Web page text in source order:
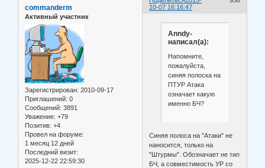
10-07 16:16:47
commanderm
Активный участник
Зарегистрирован: 2010-09-17
Приглашений: 0
Сообщений: 3891
Уважение: +79
Позитив: +4
Провел на форуме:
1 месяц 12 дней
Последний визит:
2025-12-22 22:59:30
Anndy-
написал(а):
Напомните,
пожалуйста,
синяя полоска на
ПТУР Атака
означает какую
именно БЧ?
Синяя полоса на "Атаки" не
наносится, только на
"Штурмы". Обозначает не тип
БЧ, а совместимость УР со